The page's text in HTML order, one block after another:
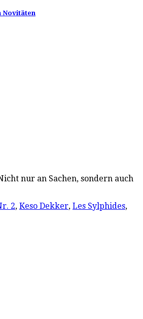
Novitäten
nur an Sachen, sondern auch
2, Keso Dekker, Les Sylphides,